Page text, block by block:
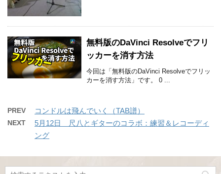
無料版のDaVinci Resolveでフリ
ッカーを消す方法
今回は「無料版のDaVinci Resolveでフリッ
カーを消す方法」です。 0 ...
PREV コンドルは飛んでいく（TAB譜）
NEXT
5月12日 尺八とギターのコラボ：練習＆レコーディ
ング